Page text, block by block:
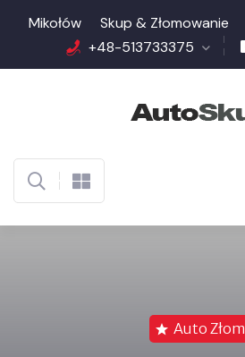
Mikołów Skup & Złomowanie
+48-513733375
Auto Złom